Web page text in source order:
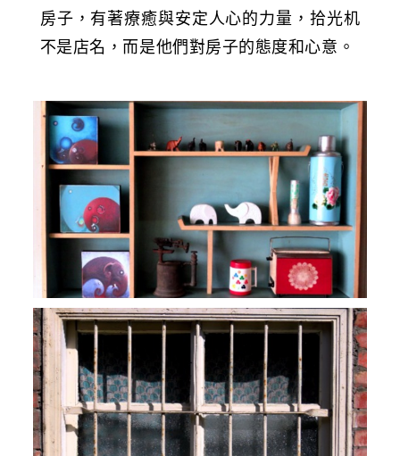
房子，有著療癒與安定人心的力量，拾光机
不是店名，而是他們對房子的態度和心意。